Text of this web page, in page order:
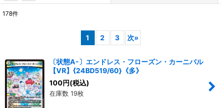
絞り込む
178件
1 2 3 次»
〔状態A-〕エンドレス・フローズン・カーニバル
【VR】{24BD519/60}《多》
100 円(税込)
在庫数 19枚